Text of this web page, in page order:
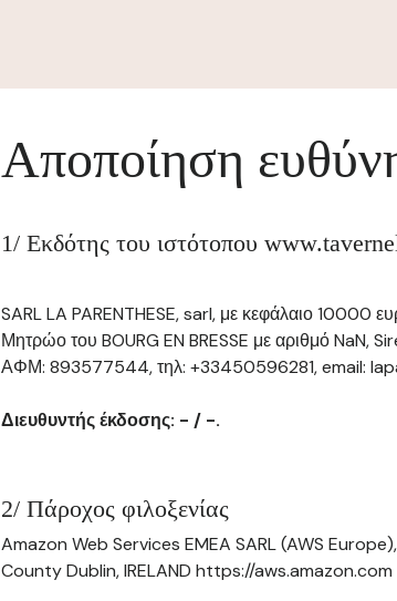
Αποποίηση
1/ Εκδότης του ιστότοπου
SARL LA PARENTHESE, sarl, με κεφάλαιο 10000
Μητρώο του BOURG EN BRESSE με αριθμό
ΑΦΜ: 893577544, τηλ: +33450596281, email:
Διευθυντής έκδοσης: - / -.
2/ Πάροχος φιλοξενίας
Amazon Web Services EMEA SARL (AWS
County Dublin, IRELAND https://aws.amazon.com